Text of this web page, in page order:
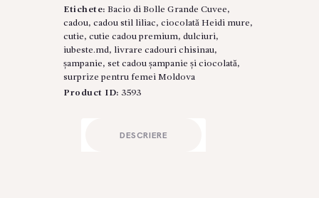
–
Rafinament
și
Gust
în
Nuanțe
Etichete: Bacio di Bolle Grande Cuvee,
cadou, cadou stil liliac, ciocolată Heidi mure,
cutie, cutie cadou premium, dulciuri,
iubeste.md, livrare cadouri chisinau,
șampanie, set cadou șampanie și ciocolată,
surprize pentru femei Moldova
Product ID: 3593
DESCRIERE